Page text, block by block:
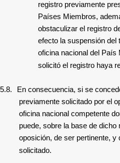
registro previamente
Países Miembros,
obstaculizar el registro
efecto la suspensión del
oficina nacional del País
solicitó el registro haya
5.8.
En consecuencia, si se
previamente solicitado por el
oficina nacional competente
puede, sobre la base de
oposición, de ser pertinente, y
solicitado.